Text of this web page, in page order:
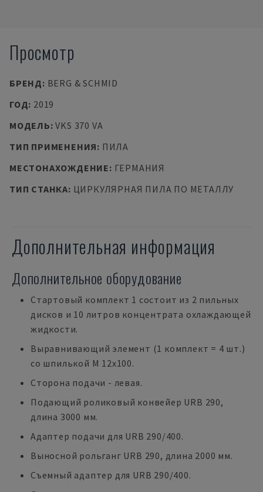
Просмотр
БРЕНД: BERG & SCHMID
ГОД: 2019
МОДЕЛЬ:VKS 370 VA
ТИП ПРИМЕНЕНИЯ: ПИЛА
МЕСТОНАХОЖДЕНИЕ: ГЕРМАНИЯ
ТИП СТАНКА: ЦИРКУЛЯРНАЯ ПИЛА ПО МЕТАЛЛУ
Дополнительная информация
Дополнительное оборудование
Стартовый комплект 1 состоит из 2 пильных
дисков и 10 литров концентрата охлаждающей
жидкости.
Выравнивающий элемент (1 комплект = 4 шт.)
со шпилькой M 12x100.
Сторона подачи - левая.
Подающий роликовый конвейер URB 290,
длина 3000 мм.
Адаптер подачи для URB 290/400.
Выносной рольганг URB 290, длина 2000 мм.
Съемный адаптер для URB 290/400.